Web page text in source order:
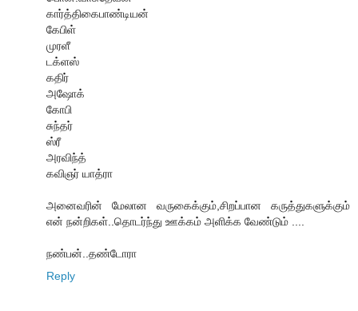
கார்த்திகைபாண்டியன்
கேபிள்
முரளீ
டக்ளஸ்
கதிர்
அஷோக்
கோபி
சுந்தர்
ஸ்ரீ
அரவிந்த்
கவிஞர் யாத்ரா
அனைவரின் மேலான வருகைக்கும்,சிறப்பான கருத்துகளுக்கும்
என் நன்றிகள்..தொடர்ந்து ஊக்கம் அளிக்க வேண்டும் ....
நண்பன்..தண்டோரா
Reply